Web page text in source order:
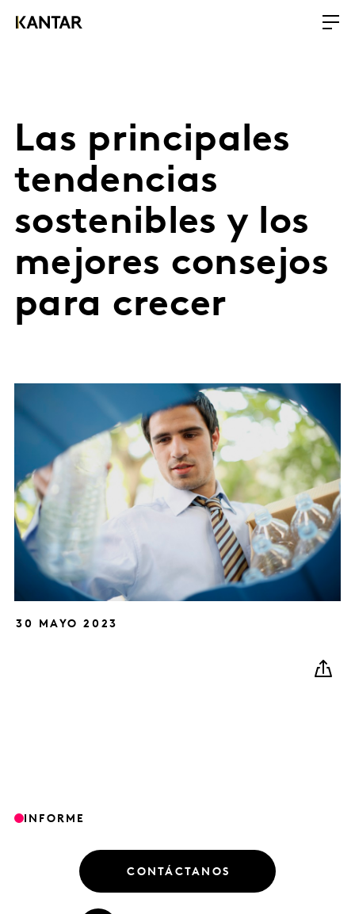
Las principales
tendencias
sostenibles y los
mejores consejos
para crecer
30 MAYO 2023
INFORME
CONTÁCTANOS